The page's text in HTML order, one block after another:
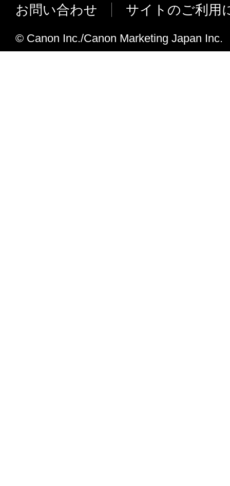
応しました。
お問い合わせ サイトのご利用
© Canon Inc./Canon Marketing Japan Inc.